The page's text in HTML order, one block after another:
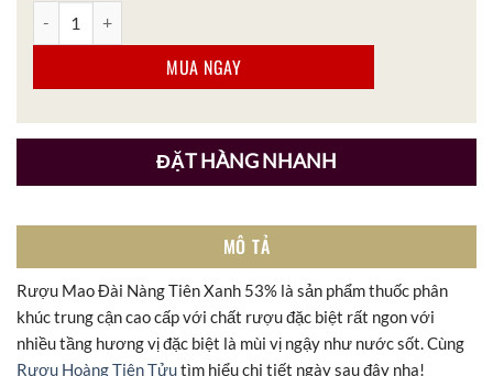
MUA NGAY
ĐẶT HÀNG NHANH
MÔ TẢ
Rượu Mao Đài Nàng Tiên Xanh 53% là sản phẩm thuốc phân
khúc trung cận cao cấp với chất rượu đặc biệt rất ngon với
nhiều tầng hương vị đặc biệt là mùi vị ngậy như nước sốt. Cùng
Rượu Hoàng Tiên Tửutìm hiểu chi tiết ngày sau đây nha!